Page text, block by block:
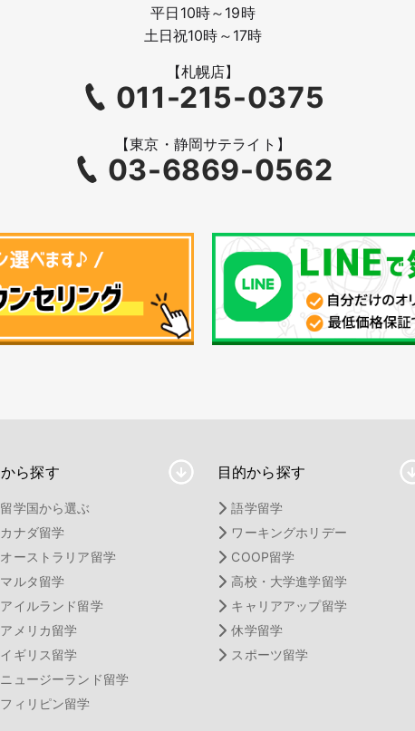
平日10時～19時
土日祝10時～17時
【札幌店】
011-215-0375
【東京・静岡サテライト】
03-6869-0562
ら探す
留学国から選ぶ
カナダ留学
オーストラリア留学
マルタ留学
アイルランド留学
アメリカ留学
イギリス留学
ニュージーランド留学
フィリピン留学
目的から探す
語学留学
ワーキングホリデー
COOP留学
高校・大学進学留学
キャリアアップ留学
休学留学
スポーツ留学